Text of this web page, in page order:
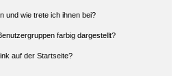
und wie trete ich ihnen bei?
farbig dargestellt?
auf der Startseite?